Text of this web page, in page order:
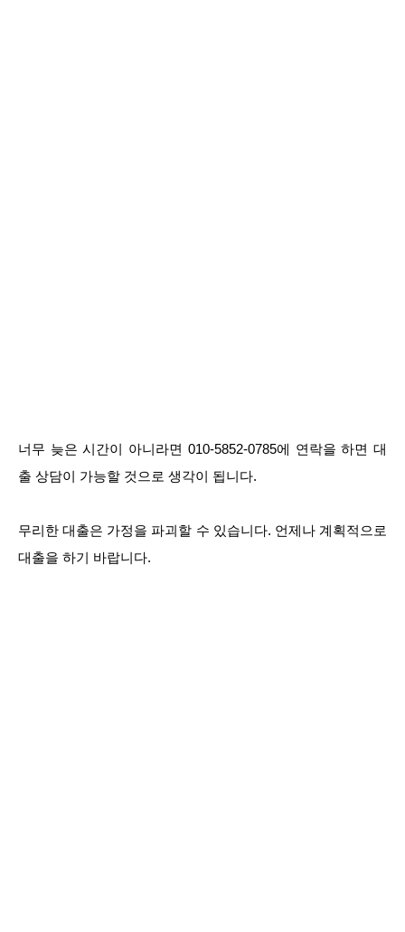
너무 늦은 시간이 아니라면 010-5852-0785에 연락을 하면 대
출 상담이 가능할 것으로 생각이 됩니다.
무리한 대출은 가정을 파괴할 수 있습니다. 언제나 계획적으로
대출을 하기 바랍니다.